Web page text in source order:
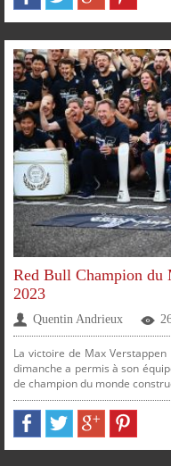
FACEBOOKTWITTERGOOGLEPINTEREST
SUR
PARTAGERPARTAGERPARTAGERPARTAGER
Red Bull Champion du
2023
Quentin Andrieux
La victoire de Max
dimanche a permis à son
de champion du monde